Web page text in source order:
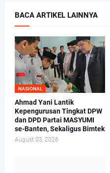
BACA ARTIKEL LAINNYA
NASIONAL
Ahmad Yani Lantik
Kepengurusan Tingkat DPW
dan DPD Partai MASYUMI
se-Banten, Sekaligus Bimtek
August 03, 2026